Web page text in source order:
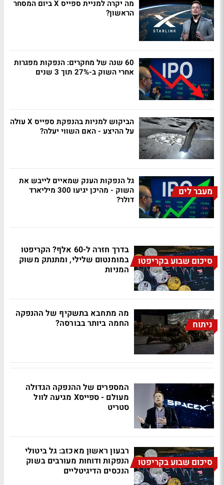
מה יקרה למניית ספייס X ביום המסחר
הראשון?
60 שנה של מחקרים: הנפקות מפגרות
אחרי השוק ב-27% תוך 3 שנים
הביקוש למניות בהנפקת ספייס X עולה
על ההיצע - האם השווי יעלה?
מעבר לים
גל הנפקות הענק שמאיים לייבש את
השוק - מהיכן יגיעו 300 מיליארד
דולר?
סיכום שבוע בקריפטו
בדרך חזרה ל-60 אלף? הקריפטו
במומנטום שלילי, ומתנתק משוק
המניות
ניתוח
מה מתחבא בתשקיף של ההנפקה
החמה ביותר בבורסה?
המספרים של ההנפקה הגדולה
מעולם - ספייסX מגיעה לוול
סטריט
סיכום שבוע בקריפטו
רבעון ראשון מאכזב: גל ביטולי
הנפקות ודוחות מעורבים בשוק
הנכסים הדיגיטליים